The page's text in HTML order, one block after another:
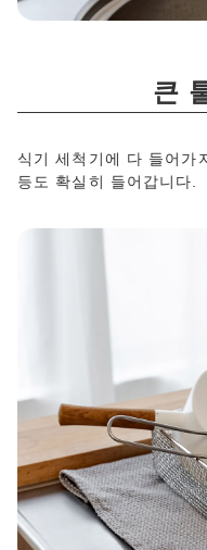
큰
식기 세척기에 다 들어가
등도 확실히 들어갑니다.